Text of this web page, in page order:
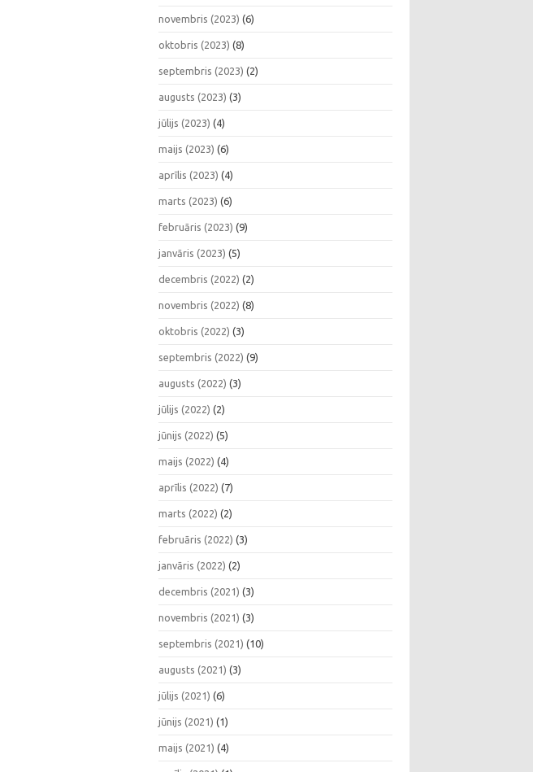
novembris (2023) (6)
oktobris (2023) (8)
septembris (2023) (2)
augusts (2023) (3)
jūlijs (2023) (4)
maijs (2023) (6)
aprīlis (2023) (4)
marts (2023) (6)
februāris (2023) (9)
janvāris (2023) (5)
decembris (2022) (2)
novembris (2022) (8)
oktobris (2022) (3)
septembris (2022) (9)
augusts (2022) (3)
jūlijs (2022) (2)
jūnijs (2022) (5)
maijs (2022) (4)
aprīlis (2022) (7)
marts (2022) (2)
februāris (2022) (3)
janvāris (2022) (2)
decembris (2021) (3)
novembris (2021) (3)
septembris (2021) (10)
augusts (2021) (3)
jūlijs (2021) (6)
jūnijs (2021) (1)
maijs (2021) (4)